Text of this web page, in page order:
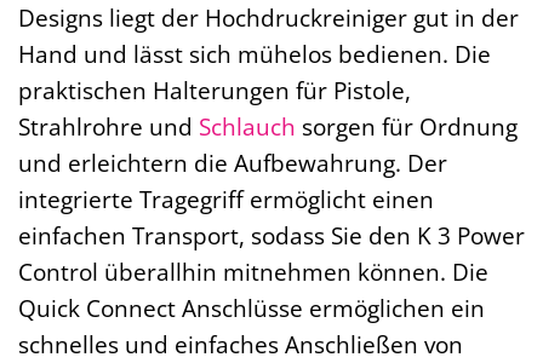
Designs liegt der Hochdruckreiniger gut in der
Hand und lässt sich mühelos bedienen. Die
praktischen Halterungen für Pistole,
Strahlrohre und Schlauch sorgen für Ordnung
und erleichtern die Aufbewahrung. Der
integrierte Tragegriff ermöglicht einen
einfachen Transport, sodass Sie den K 3 Power
Control überallhin mitnehmen können. Die
Quick Connect Anschlüsse ermöglichen ein
schnelles und einfaches Anschließen von